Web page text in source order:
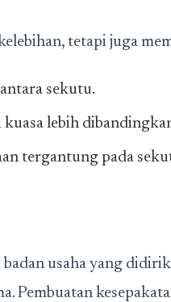
tetapi juga
sekutu.
lebih
tergantung pada
usaha yang
Pembuatan